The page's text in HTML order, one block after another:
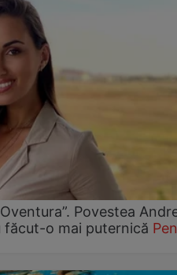
Povestea
făcut-o mai puternică